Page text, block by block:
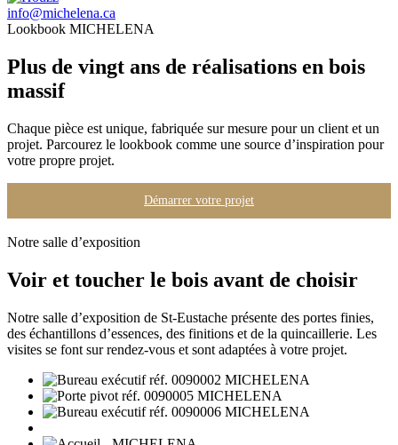
info@michelena.ca
Lookbook MICHELENA
Plus de vingt ans de réalisations en bois
massif
Chaque pièce est unique, fabriquée sur mesure pour un client et un
projet. Parcourez le lookbook comme une source d’inspiration pour
votre propre projet.
Démarrer votre projet
Notre salle d’exposition
Voir et toucher le bois avant de choisir
Notre salle d’exposition de St-Eustache présente des portes finies,
des échantillons d’essences, des finitions et de la quincaillerie. Les
visites se font sur rendez-vous et sont adaptées à votre projet.